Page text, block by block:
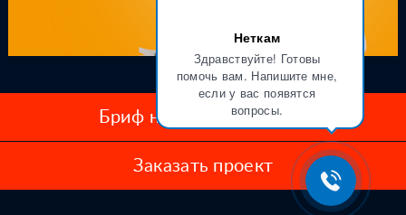
Неткам
Здравствуйте! Готовы
помочь вам. Напишите мне,
если у вас появятся
вопросы.
Бриф на создание сайта
Заказать проект